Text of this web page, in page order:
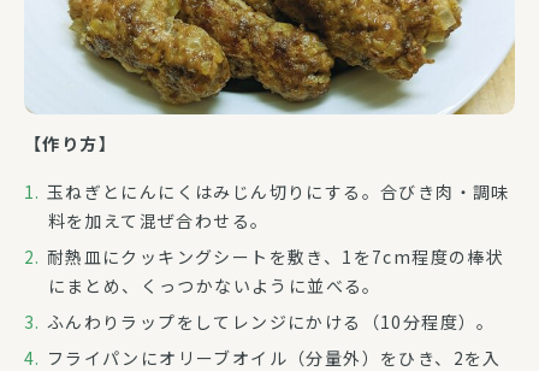
【作り方】
玉ねぎとにんにくはみじん切りにする。合びき肉・調味
料を加えて混ぜ合わせる。
耐熱皿にクッキングシートを敷き、1を7cm程度の棒状
にまとめ、くっつかないように並べる。
ふんわりラップをしてレンジにかける（10分程度）。
フライパンにオリーブオイル（分量外）をひき、2を入